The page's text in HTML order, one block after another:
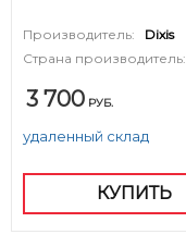
Производитель:
Dixis
Страна производитель:
3 700 РУБ.
удаленный склад
КУПИТЬ